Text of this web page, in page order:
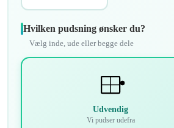
Hvilken pudsning ønsker du?
Vælg inde, ude eller begge dele
Udvendig
Vi pudser udefra